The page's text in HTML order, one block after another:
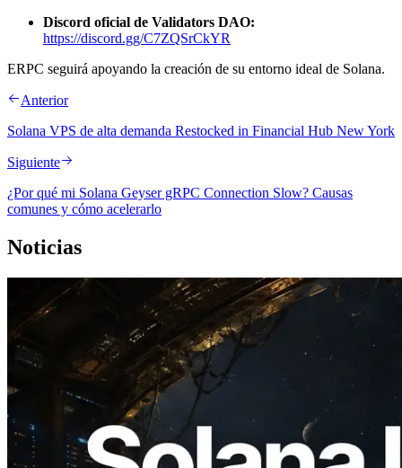
Discord oficial de Validators DAO:
https://discord.gg/C7ZQSrCkYR
ERPC seguirá apoyando la creación de su entorno ideal de Solana.
Anterior
Solana VPS de alta demanda Restocked in Financial Hub New York
Siguiente
¿Por qué mi Solana Geyser gRPC Connection Slow? Causas
comunes y cómo acelerarlo
Noticias